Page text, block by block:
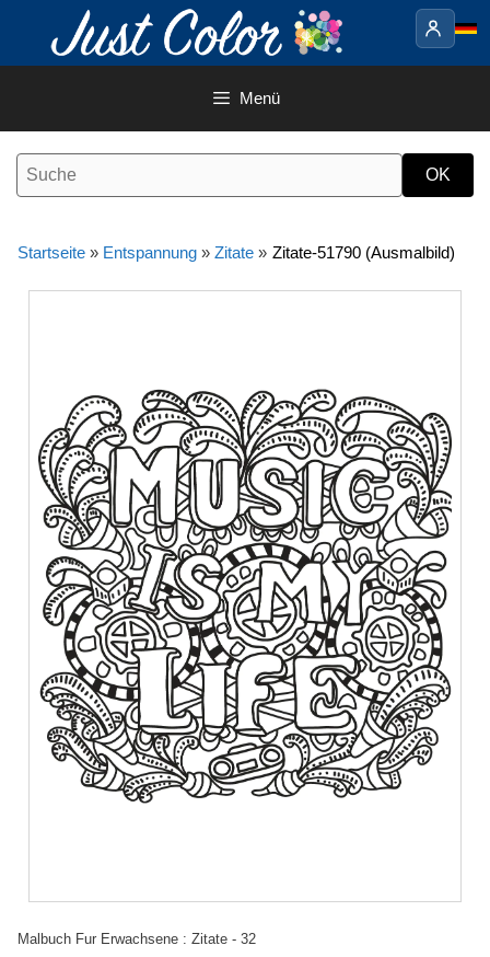
Inhalt
Menü
Startseite » Entspannung » Zitate » Zitate-51790 (Ausmalbild)
Malbuch Fur Erwachsene : Zitate - 32